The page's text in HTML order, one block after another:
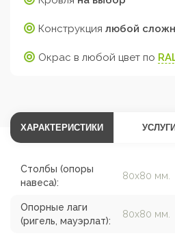
Конструкция любой
Окрас в любой цвет по
ХАРАКТЕРИСТИКИ
Столбы (опоры
навеса):
80х80 мм.
Опорные лаги
(ригель, мауэрлат):
80х80 мм.